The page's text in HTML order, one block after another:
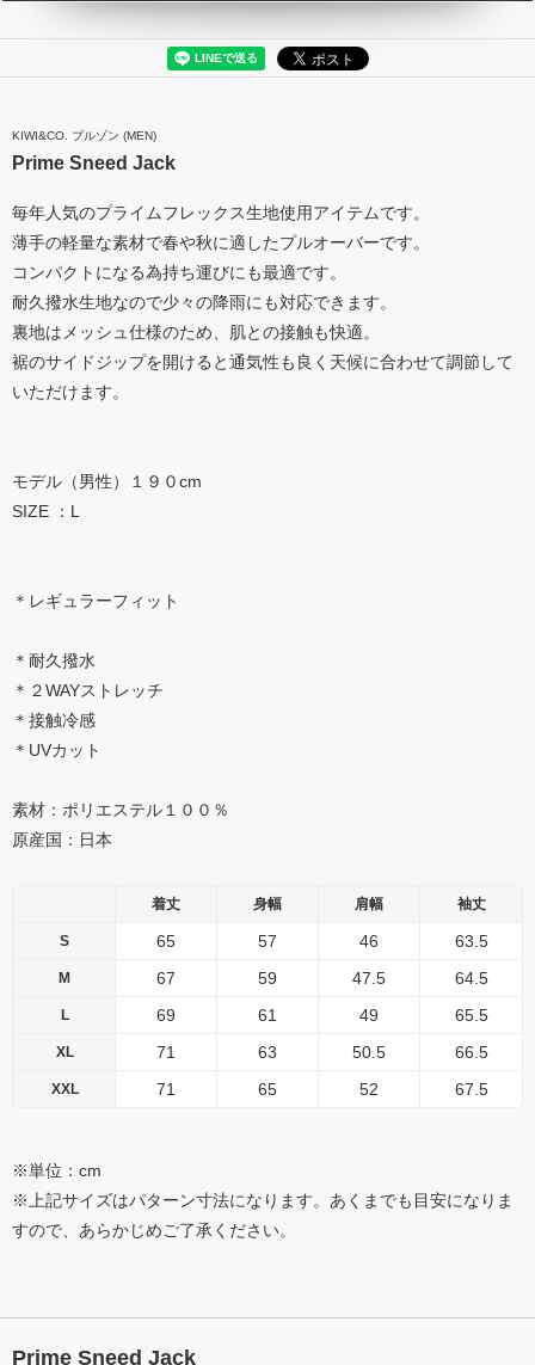
KIWI&CO. ブルゾン (MEN)
Prime Sneed Jack
毎年人気のプライムフレックス生地使用アイテムです。
薄手の軽量な素材で春や秋に適したプルオーバーです。
コンパクトになる為持ち運びにも最適です。
耐久撥水生地なので少々の降雨にも対応できます。
裏地はメッシュ仕様のため、肌との接触も快適。
裾のサイドジップを開けると通気性も良く天候に合わせて調節して
いただけます。
モデル（男性）１９０cm
SIZE ：L
＊レギュラーフィット
＊耐久撥水
＊２WAYストレッチ
＊接触冷感
＊UVカット
素材：ポリエステル１００％
原産国：日本
着丈 身幅 肩幅 袖丈
S 65 57 46 63.5
M 67 59 47.5 64.5
L 69 61 49 65.5
XL 71 63 50.5 66.5
XXL 71 65 52 67.5
※単位：cm
※上記サイズはパターン寸法になります。あくまでも目安になりま
すので、あらかじめご了承ください。
Prime Sneed Jack